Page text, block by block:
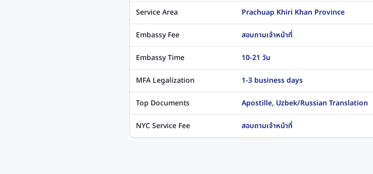
Service Area Prachuap Khiri Khan Province
Embassy Fee สอบถามเจ้าหน้าที่
Embassy Time 10-21 วัน
MFA Legalization 1-3 business days
Top Documents Apostille, Uzbek/Russian Translation
NYC Service Fee สอบถามเจ้าหน้าที่